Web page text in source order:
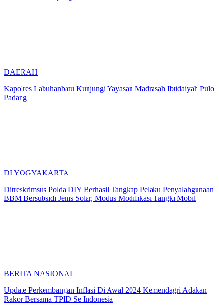
DAERAH
Kapolres Labuhanbatu Kunjungi Yayasan Madrasah Ibtidaiyah Pulo
Padang
DI YOGYAKARTA
Ditreskrimsus Polda DIY Berhasil Tangkap Pelaku Penyalahgunaan
BBM Bersubsidi Jenis Solar, Modus Modifikasi Tangki Mobil
BERITA NASIONAL
Update Perkembangan Inflasi Di Awal 2024 Kemendagri Adakan
Rakor Bersama TPID Se Indonesia